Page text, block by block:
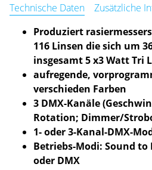
Technische Daten
Zusätzliche
Produziert
116 Linsen die sich um
insgesamt 5 x3 Watt Tri
aufregende,
verschieden Farben
3 DMX-Kanäle
Rotation; Dimmer/
1- oder 3-Kanal-DMX-
Betriebs-Modi: Sound
oder DMX